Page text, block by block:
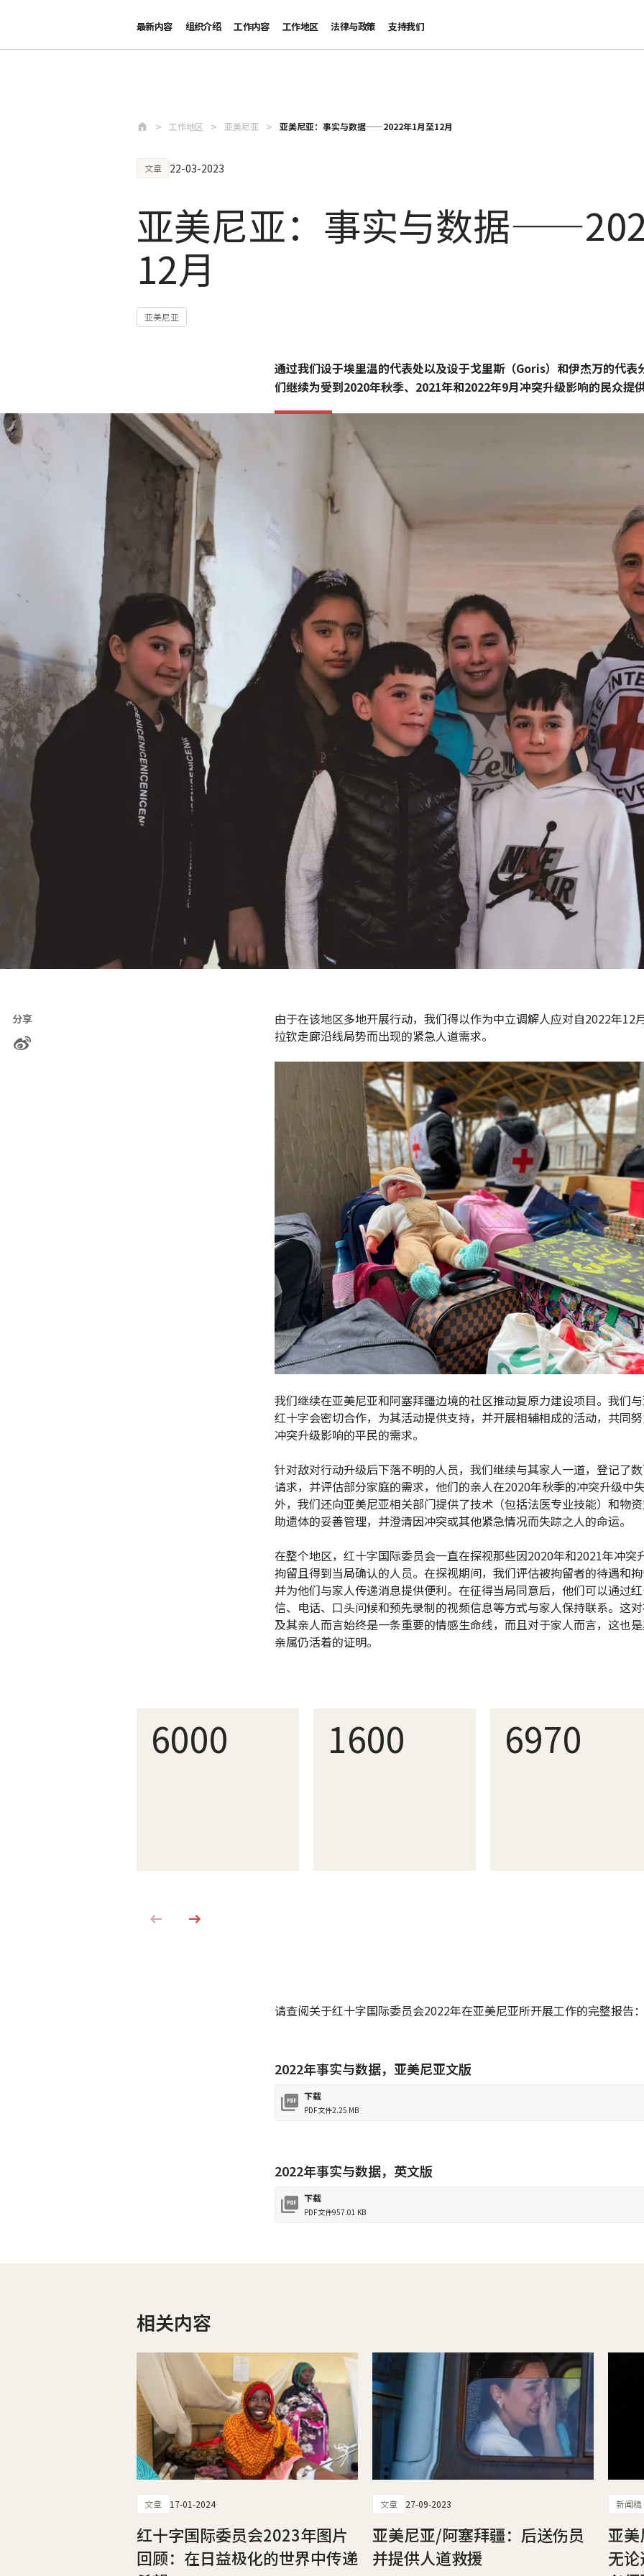
最新内容 组织介绍 工作内容 工作地区 法律与政策 支持我们
工作地区 亚美尼亚 亚美尼亚：事实与数据——2022年1月至12月
文章 22-03-2023
亚美尼亚：事实与数据
12月
亚美尼亚
通过我们设于埃里温的代表处以及设于戈里斯（Goris）和伊杰万的代表
们继续为受到2020年秋季、2021年和2022年9月冲突升级影响的民众提
分享
由于在该地区多地开展行动，我们得以作为中立调解人应对自2022年12
拉钦走廊沿线局势而出现的紧急人道需求。
我们继续在亚美尼亚和阿塞拜疆边境的社区推动复原力建设项目。我们
红十字会密切合作，为其活动提供支持，并开展相辅相成的活动，共同
冲突升级影响的平民的需求。
针对敌对行动升级后下落不明的人员，我们继续与其家人一道，登记了
请求，并评估部分家庭的需求，他们的亲人在2020年秋季的冲突升级中
外，我们还向亚美尼亚相关部门提供了技术（包括法医专业技能）和物
助遗体的妥善管理，并澄清因冲突或其他紧急情况而失踪之人的命运。
在整个地区，红十字国际委员会一直在探视那些因2020年和2021年冲突
拘留且得到当局确认的人员。在探视期间，我们评估被拘留者的待遇和
并为他们与家人传递消息提供便利。在征得当局同意后，他们可以通过
信、电话、口头问候和预先录制的视频信息等方式与家人保持联系。这
及其亲人而言始终是一条重要的情感生命线，而且对于家人而言，这也
亲属仍活着的证明。
6000 1600 6970
请查阅关于红十字国际委员会2022年在亚美尼亚所开展工作的完整报告
2022年事实与数据，亚美尼亚文版
下载
PDF文件2.25 MB
2022年事实与数据，英文版
下载
PDF文件957.01 KB
相关内容
文章 17-01-2024
红十字国际委员会2023年图片
回顾：在日益极化的世界中传递
文章 27-09-2023
亚美尼亚/阿塞拜疆：后送伤员
并提供人道救援
新闻稿
亚
无